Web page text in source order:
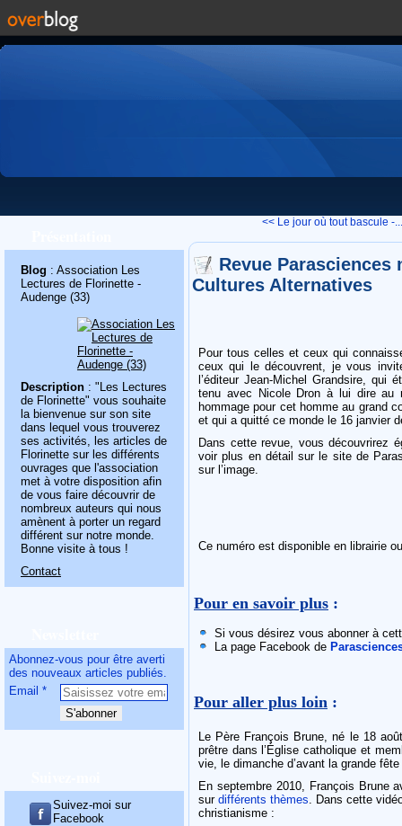
Blog : Association Les
Lectures de Florinette -
Audenge (33)
Description : "Les Lectures
de Florinette" vous souhaite
la bienvenue sur son site
dans lequel vous trouverez
ses activités, les articles de
Florinette sur les différents
ouvrages que l'association
met à votre disposition afin
de vous faire découvrir de
nombreux auteurs qui nous
amènent à porter un regard
différent sur notre monde.
Bonne visite à tous !
Contact
Abonnez-vous pour être averti
des nouveaux articles publiés.
Email
Suivez-moi sur
Facebook
<< Le jour où tout bascule -...
Revue Parasciences
Cultures Alternatives
Pour tous celles et ceux qui
ceux qui le découvrent, je vous
l’éditeur Jean-Michel Grandsire,
tenu avec Nicole Dron à lui dire au
hommage pour cet homme au grand
et qui a quitté ce monde le 16 janvier
Dans cette revue, vous découvrirez
voir plus en détail sur le site de
sur l’image.
Ce numéro est disponible en librairie
Pour en savoir plus :
Si vous désirez vous abonner à
La page Facebook de
Pour aller plus loin :
Le Père François Brune, né le 18
prêtre dans l’Église catholique et
vie, le dimanche d’avant la grande
En septembre 2010, François Brune
surdifférents thèmes. Dans cette
christianisme :